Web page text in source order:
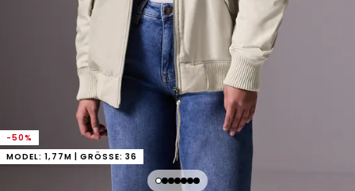
-50%
MODEL: 1,77M | GRÖSSE: 36